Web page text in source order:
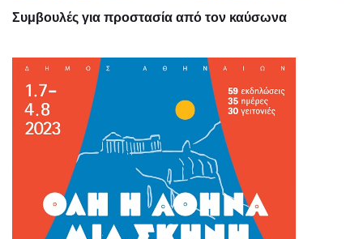
Συμβουλές για προστασία από τον καύσωνα